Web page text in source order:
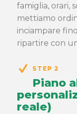
famiglia, orari,
mettiamo
inciampare
ripartire con
STEP 2
Piano
reale)